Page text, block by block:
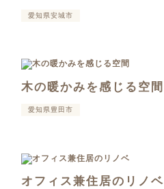
愛知県安城市
木の暖かみを感じる空間
愛知県豊田市
オフィス兼住居のリノベ